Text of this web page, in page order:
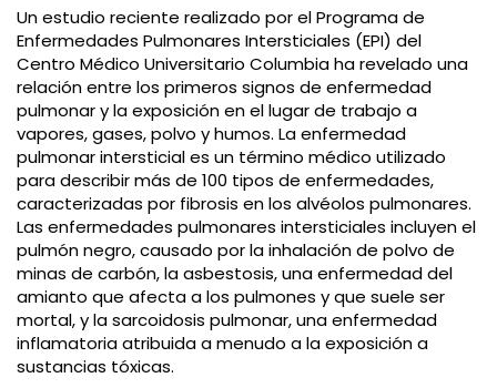
Un estudio reciente realizado por el Programa de
Enfermedades Pulmonares Intersticiales (EPI) del
Centro Médico Universitario Columbia ha revelado una
relación entre los primeros signos de enfermedad
pulmonar y la exposición en el lugar de trabajo a
vapores, gases, polvo y humos. La enfermedad
pulmonar intersticial es un término médico utilizado
para describir más de 100 tipos de enfermedades,
caracterizadas por fibrosis en los alvéolos pulmonares.
Las enfermedades pulmonares intersticiales incluyen el
pulmón negro, causado por la inhalación de polvo de
minas de carbón, la asbestosis, una enfermedad del
amianto que afecta a los pulmones y que suele ser
mortal, y la sarcoidosis pulmonar, una enfermedad
inflamatoria atribuida a menudo a la exposición a
sustancias tóxicas.